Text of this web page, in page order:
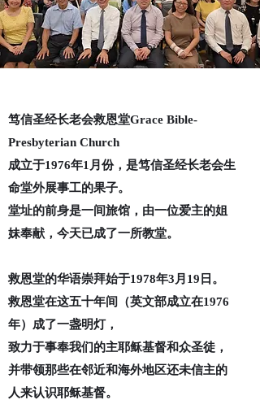
笃信圣经长老会救恩堂Grace Bible-
Presbyterian Church
成立于1976年1月份， 是笃信圣经长老会生
命堂外展事工的果子。
堂址的前身是一间旅馆， 由一位爱主的姐
妹奉献， 今天已成了一所教堂。
救恩堂的华语崇拜始于1978年3月19日。
救恩堂在这五十年间（英文部成立在1976
年）成了一盏明灯，
致力于事奉我们的主耶稣基督和众圣徒，
并带领那些在邻近和海外地区还未信主的
人来认识耶稣基督。